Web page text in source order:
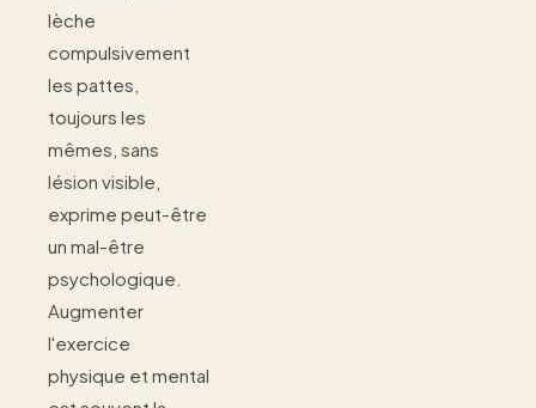
lèche
compulsivement
les pattes,
toujours les
mêmes, sans
lésion visible,
exprime peut-être
un mal-être
psychologique.
Augmenter
l'exercice
physique et mental